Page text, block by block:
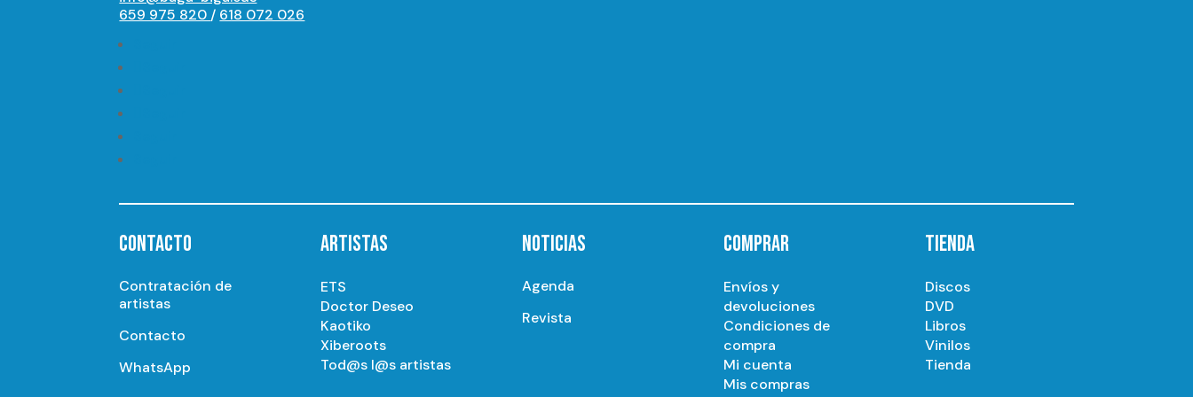
659 975 820 / 618 072 026
CONTACTO
Contratación de
artistas
Contacto
WhatsApp
ARTISTAS
ETS
Doctor Deseo
Kaotiko
Xiberoots
Tod@s l@s artistas
NOTICIAS
Agenda
Revista
COMPRAR
Envíos y
devoluciones
Condiciones de
compra
Mi cuenta
Mis compras
TIENDA
Discos
DVD
Libros
Vinilos
Tienda